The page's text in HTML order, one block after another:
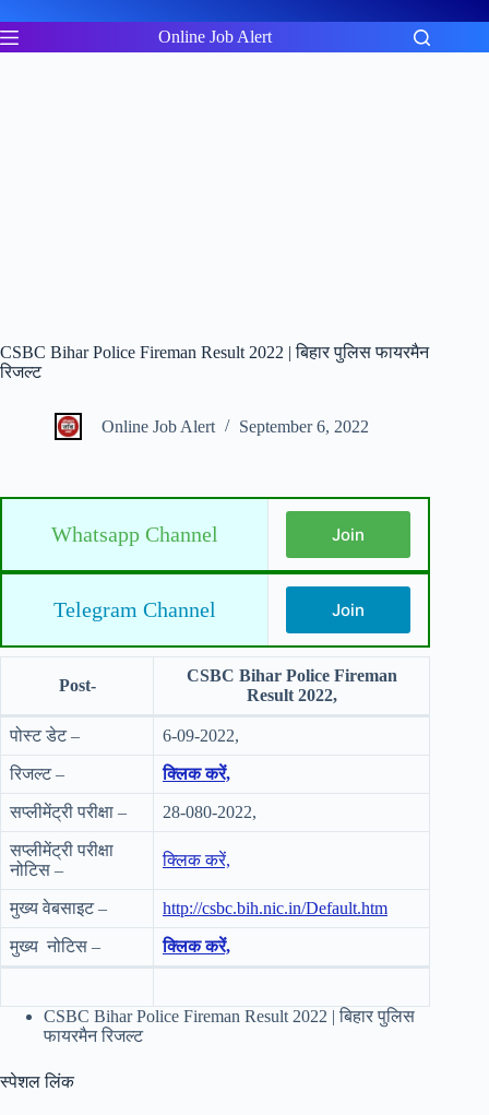
to
content
Online Job Alert
CSBC Bihar Police Fireman Result 2022 | बिहार पुलिस फायरमैन
रिजल्ट
Online Job Alert September 6, 2022
Whatsapp Channel Join
Telegram Channel Join
Post-
CSBC Bihar Police Fireman
Result 2022,
पोस्ट डेट – 6-09-2022,
रिजल्ट – क्लिक करें,
सप्लीमेंट्री परीक्षा – 28-080-2022,
सप्लीमेंट्री परीक्षा
नोटिस –
क्लिक करें,
मुख्य वेबसाइट – http://csbc.bih.nic.in/Default.htm
मुख्य नोटिस – क्लिक करें,
CSBC Bihar Police Fireman Result 2022 | बिहार पुलिस
फायरमैन रिजल्ट
स्पेशल लिंक